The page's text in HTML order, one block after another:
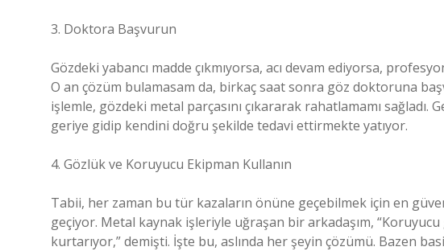
3. Doktora Başvurun
Gözdeki yabancı madde çıkmıyorsa, acı devam ediyorsa,
O an çözüm bulamasam da, birkaç saat sonra göz doktoruna
işlemle, gözdeki metal parçasını çıkararak rahatlamamı
geriye gidip kendini doğru şekilde tedavi ettirmekte yatıyor.
4. Gözlük ve Koruyucu Ekipman Kullanın
Tabii, her zaman bu tür kazaların önüne geçebilmek için en
geçiyor. Metal kaynak işleriyle uğraşan bir arkadaşım,
kurtarıyor,” demişti. İşte bu, aslında her şeyin çözümü. Bazen